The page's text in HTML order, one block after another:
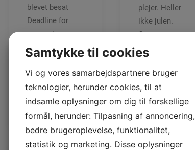
blevet besat
Deadline for
ansøgning:
Søndag d. 7.…
by Louise M Ø
Nielsen
plejer. Heller
ikke julen.
Coronatest,
virtuelle
by Louise M Ø
Nielsen
Samtykke til cookies
Vi og vores samarbejdspartnere bruger
teknologier, herunder cookies, til at
indsamle oplysninger om dig til forskellige
formål, herunder: Tilpasning af annoncering,
bedre brugeroplevelse, funktionalitet,
statistik og marketing. Disse oplysninger